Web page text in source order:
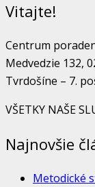
Vitajte!
Centrum
Medvedzie 132,
Tvrdošíne – 7.
VŠETKY NAŠE
Najnovšie
Metodické